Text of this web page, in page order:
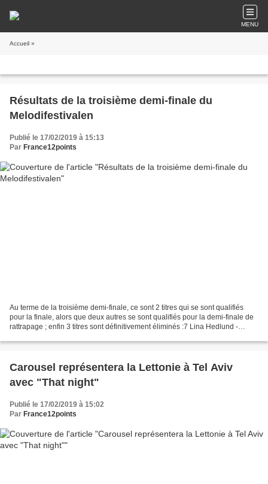
MENU
Accueil »
Résultats de la troisième demi-finale du
Melodifestivalen
Publié le 17/02/2019 à 15:13
Par France12points
Au terme de la troisième demi-finale, ce sont 2 titres qui se sont qualifiés
pour la finale, alors que deux autres se sont qualifiés pour la demi-finale de
rattrapage ; enfin 3 titres sont définitivement éliminés :7 Lina Hedlund -
Carousel représentera la Lettonie à Tel Aviv
avec "That night"
Publié le 17/02/2019 à 15:02
Par France12points